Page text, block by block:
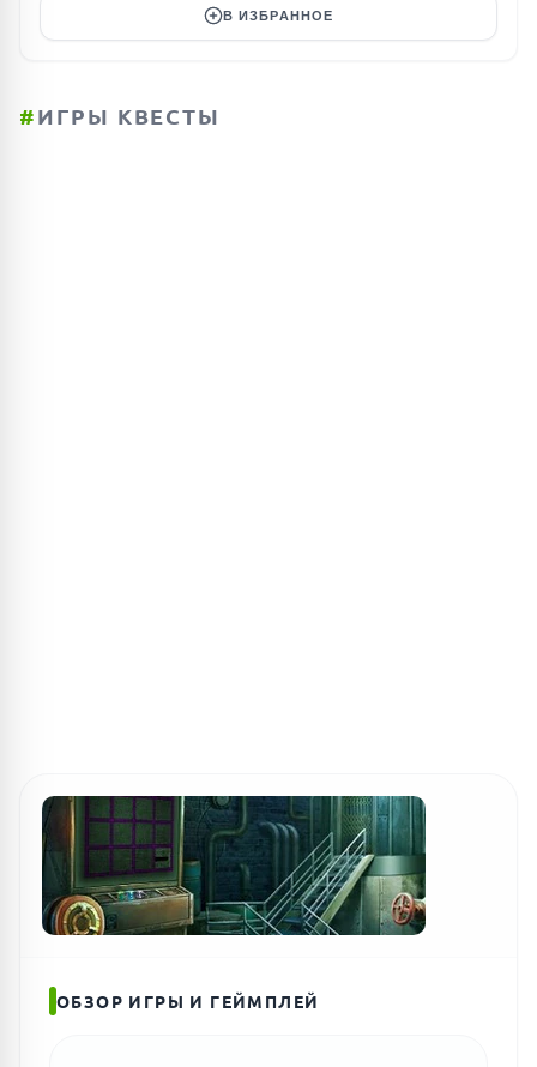
В ИЗБРАННОЕ
#ИГРЫ КВЕСТЫ
ОБЗОР ИГРЫ И ГЕЙМПЛЕЙ